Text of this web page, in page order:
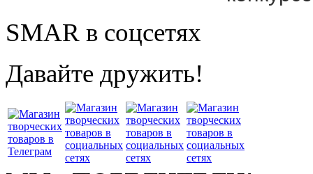
SMAR в соцсетях
Давайте дружить!